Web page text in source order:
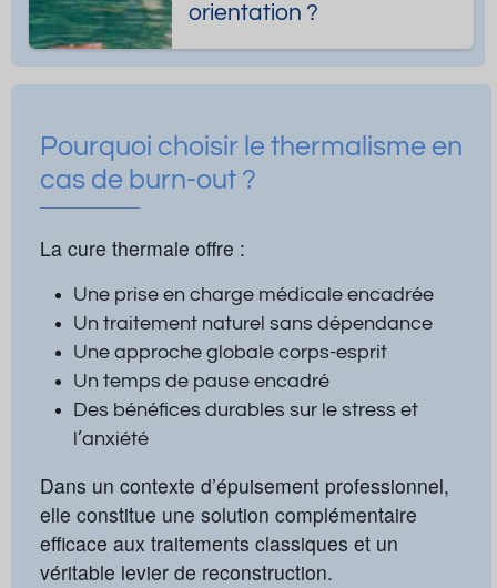
orientation ?
Pourquoi choisir le thermalisme en
cas de burn-out ?
La cure thermale offre :
Une prise en charge médicale encadrée
Un traitement naturel sans dépendance
Une approche globale corps-esprit
Un temps de pause encadré
Des bénéfices durables sur le stress et
l’anxiété
Dans un contexte d’épuisement professionnel,
elle constitue une solution complémentaire
efficace aux traitements classiques et un
véritable levier de reconstruction.